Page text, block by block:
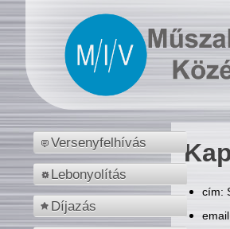
Versenyfelhívás
Lebonyolítás
Díjazás
cím: